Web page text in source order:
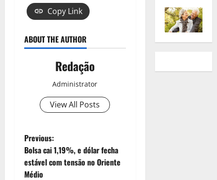
Copy Link
ABOUT THE AUTHOR
Redação
Administrator
View All Posts
Previous:
Bolsa cai 1,19%, e dólar fecha
estável com tensão no Oriente
Médio